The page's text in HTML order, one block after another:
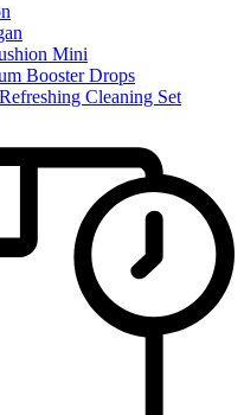
Mini
Booster Drops
Cleaning Set